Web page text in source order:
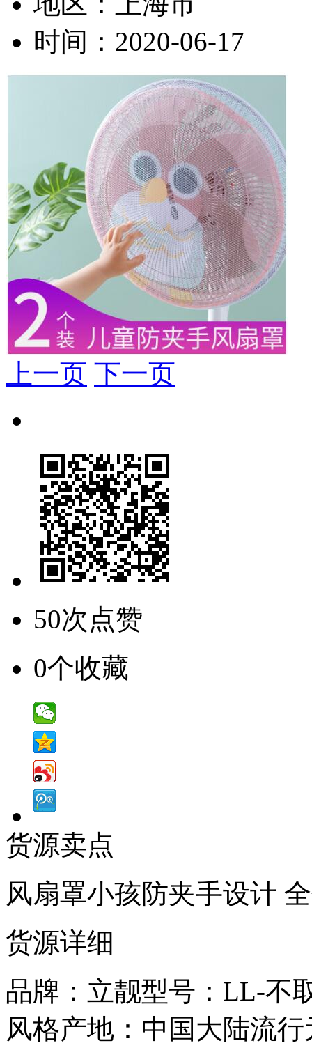
时间： 2020-06-17
上一页 下一页
50次点赞
0个收藏
货源卖点
风扇罩小孩防夹手设计
货源详细
品牌：立靓型号：LL-不
风格产地：中国大陆流